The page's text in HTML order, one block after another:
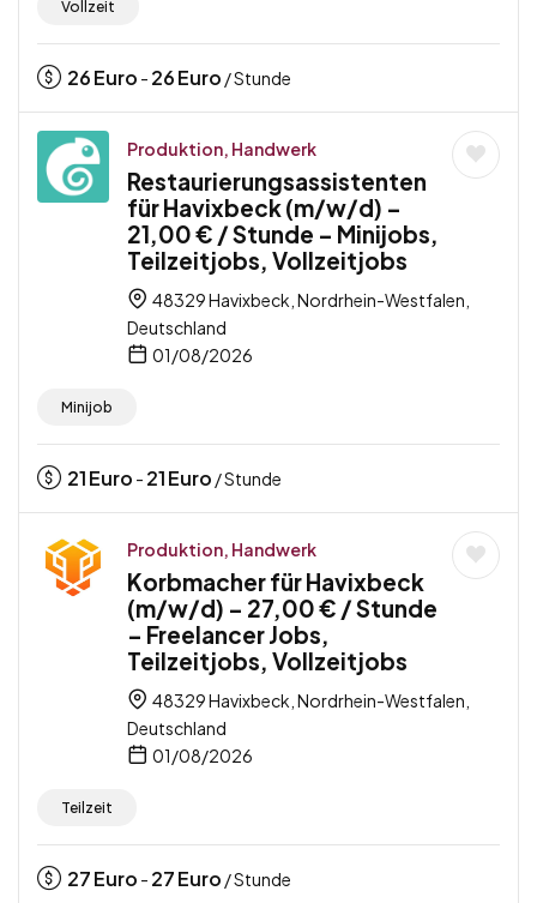
Vollzeit
26Euro - 26Euro / Stunde
Produktion, Handwerk
Restaurierungsassistenten
für Havixbeck (m/w/d) –
21,00 € / Stunde – Minijobs,
Teilzeitjobs, Vollzeitjobs
48329 Havixbeck, Nordrhein-Westfalen,
Deutschland
01/08/2026
Minijob
21Euro - 21Euro / Stunde
Produktion, Handwerk
Korbmacher für Havixbeck
(m/w/d) – 27,00 € / Stunde
– Freelancer Jobs,
Teilzeitjobs, Vollzeitjobs
48329 Havixbeck, Nordrhein-Westfalen,
Deutschland
01/08/2026
Teilzeit
27Euro - 27Euro / Stunde